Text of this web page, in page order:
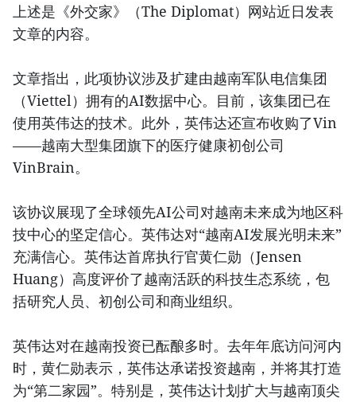
上述是《外交家》（The Diplomat）网站近日发表
文章的内容。
文章指出，此项协议涉及扩建由越南军队电信集团
（Viettel）拥有的AI数据中心。目前，该集团已在
使用英伟达的技术。此外，英伟达还宣布收购了Vin
——越南大型集团旗下的医疗健康初创公司
VinBrain。
该协议展现了全球领先AI公司对越南未来成为地区科
技中心的坚定信心。英伟达对“越南AI发展光明未来”
充满信心。英伟达首席执行官黄仁勋（Jensen
Huang）高度评价了越南活跃的科技生态系统，包
括研究人员、初创公司和商业组织。
英伟达对在越南投资已酝酿多时。去年年底访问河内
时，黄仁勋表示，英伟达承诺投资越南，并将其打造
为“第二家园”。特别是，英伟达计划扩大与越南顶尖